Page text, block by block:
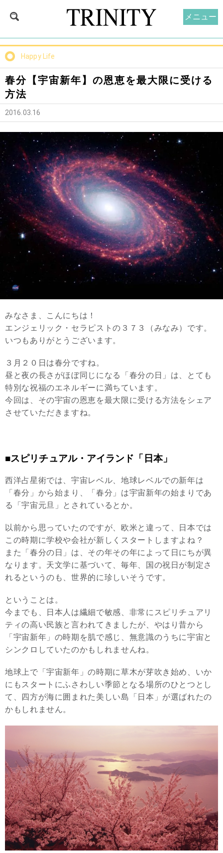
Happy Life
春分【宇宙新年】の恩恵を最大限に受ける
方法
2016.03.16
みなさま、こんにちは！
エンジェリック・セラピストの３７３（みなみ）です。
いつもありがとうございます。
３月２０日は春分ですね。
昼と夜の長さがほぼ同じになる「春分の日」は、とても
特別な祝福のエネルギーに満ちています。
今回は、その宇宙の恩恵を最大限に受ける方法をシェア
させていただきますね。
■スピリチュアル・アイランド「日本」
西洋占星術では、宇宙レベル、地球レベルでの新年は
「春分」から始まり、「春分」は宇宙新年の始まりであ
る「宇宙元旦」とされているとか。
以前から思っていたのですが、欧米と違って、日本では
この時期に学校や会社が新しくスタートしますよね？
また「春分の日」は、その年その年によって日にちが異
なります。天文学に基づいて、毎年、国の祝日が制定さ
れるというのも、世界的に珍しいそうです。
ということは。
今までも、日本人は繊細で敏感、非常にスピリチュアリ
ティの高い民族と言われてきましたが、やはり昔から
「宇宙新年」の時期を肌で感じ、無意識のうちに宇宙と
シンクロしていたのかもしれませんね。
地球上で「宇宙新年」の時期に草木が芽吹き始め、いか
にもスタートにふさわしい季節となる場所のひとつとし
て、四方が海に囲まれた美しい島「日本」が選ばれたの
かもしれません。
メニュー